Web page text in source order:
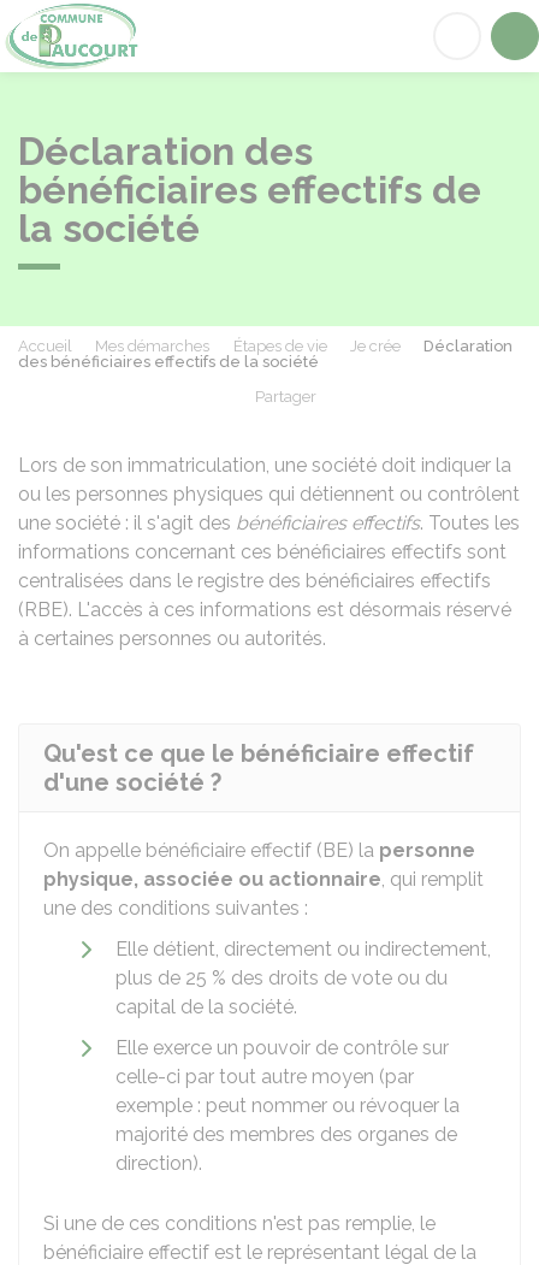
Déclaration des
bénéficiaires effectifs de
la société
Accueil Mes démarches Étapes de vie Je crée
Déclaration
des bénéficiaires effectifs de la société
Partager
Lors de son immatriculation, une société doit indiquer la
ou les personnes physiques qui détiennent ou contrôlent
une société : il s'agit des bénéficiaires effectifs. Toutes les
informations concernant ces bénéficiaires effectifs sont
centralisées dans le registre des bénéficiaires effectifs
(RBE). L'accès à ces informations est désormais réservé
à certaines personnes ou autorités.
Qu'est ce que le bénéficiaire effectif
d'une société ?
On appelle bénéficiaire effectif (BE) la personne
physique, associée ou actionnaire, qui remplit
une des conditions suivantes :
Elle détient, directement ou indirectement,
plus de 25 % des droits de vote ou du
capital de la société.
Elle exerce un pouvoir de contrôle sur
celle-ci par tout autre moyen (par
exemple : peut nommer ou révoquer la
majorité des membres des organes de
direction).
Si une de ces conditions n'est pas remplie, le
bénéficiaire effectif est le représentant légal de la